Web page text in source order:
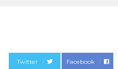
Twitter Facebook